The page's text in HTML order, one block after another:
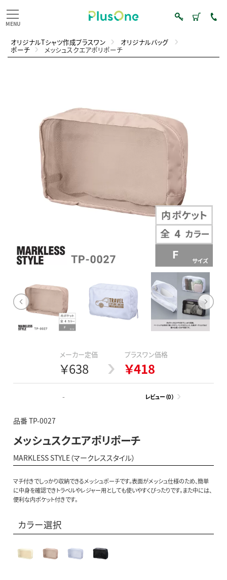
オリジナルTシャツ作成プラスワン オリジナルバッグ
ポーチ メッシュスクエアポリポーチ
メーカー定価
￥638
プラスワン価格
￥418
- レビュー（0）
品番 TP-0027
メッシュスクエアポリポーチ
MARKLESS STYLE（マークレススタイル）
マチ付きでしっかり収納できるメッシュポーチです。表面がメッシュ仕様のため、簡単
に中身を確認できトラベルやレジャー用としても使いやすくぴったりです。また中には、
便利な内ポケット付きです。
カラー選択